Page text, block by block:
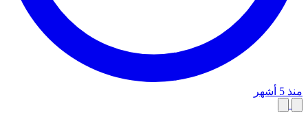
منذ 5 أشهر